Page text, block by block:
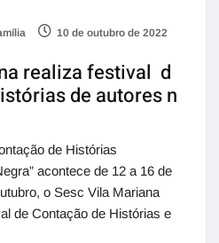
10 de outubro de 2022
realiza festival d
de autores n
de Histórias
acontece de 12 a 16 de
o Sesc Vila Mariana
de Contação de Histórias e